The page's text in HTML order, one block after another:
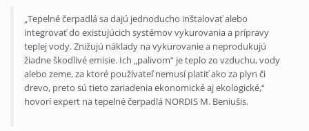
„Tepelné čerpadlá sa dajú jednoducho inštalovať alebo
integrovať do existujúcich systémov vykurovania a prípravy
teplej vody. Znižujú náklady na vykurovanie a neprodukujú
žiadne škodlivé emisie. Ich „palivom“ je teplo zo vzduchu, vody
alebo zeme, za ktoré používateľ nemusí platiť ako za plyn či
drevo, preto sú tieto zariadenia ekonomické aj ekologické,“
hovorí expert na tepelné čerpadlá NORDIS M. Beniušis.